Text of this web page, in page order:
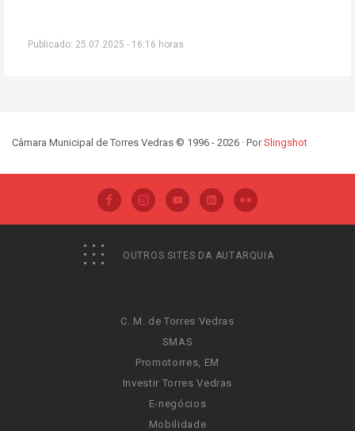
Publicado: 25.07.2025 - 16:16 horas
Câmara Municipal de Torres Vedras © 1996 - 2026 · PorSlingshot
OUTROS SITES DA AUTARQUIA
C. M. de Torres Vedras
SMAS
Promotorres, EM
Investir Torres Vedras
E-negócios
Mobilidade